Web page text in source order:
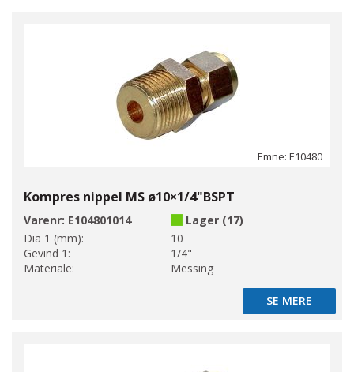
Emne: E10480
Kompres nippel MS ø10×1/4"BSPT
Varenr: E104801014
Lager (17)
Dia 1 (mm):
10
Gevind 1:
1/4"
Materiale:
Messing
SE MERE
SE MERE